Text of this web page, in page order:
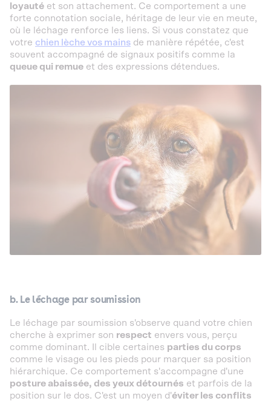
loyauté et son attachement. Ce comportement a une
forte connotation sociale, héritage de leur vie en meute,
où le léchage renforce les liens. Si vous constatez que
votre chien lèche vos mains de manière répétée, c'est
souvent accompagné de signaux positifs comme la
queue qui remue et des expressions détendues.
b. Le léchage par soumission
Le léchage par soumission s'observe quand votre chien
cherche à exprimer son respect envers vous, perçu
comme dominant. Il cible certaines parties du corps
comme le visage ou les pieds pour marquer sa position
hiérarchique. Ce comportement s'accompagne d'une
posture abaissée, des yeux détournés et parfois de la
position sur le dos. C'est un moyen d'éviter les conflits